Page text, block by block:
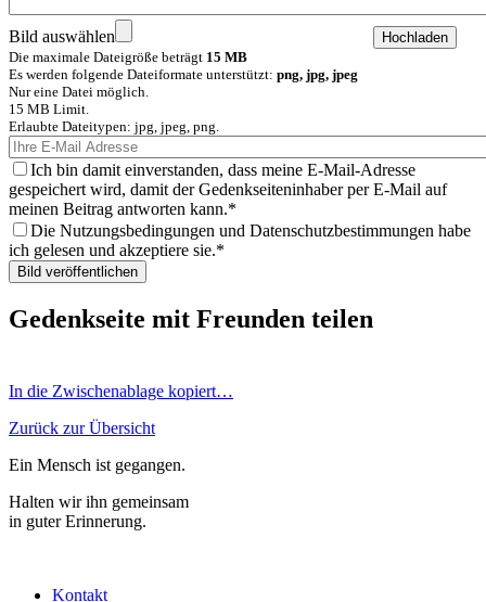
Bild auswählen
Die maximale Dateigröße beträgt 15 MB
Es werden folgende Dateiformate unterstützt: png, jpg, jpeg
Nur eine Datei möglich.
15 MB Limit.
Erlaubte Dateitypen: jpg, jpeg, png.
Ich bin damit einverstanden, dass meine E-Mail-Adresse
gespeichert wird, damit der Gedenkseiteninhaber per E-Mail auf
meinen Beitrag antworten kann.
Die Nutzungsbedingungen und Datenschutzbestimmungen habe
ich gelesen und akzeptiere sie.
Gedenkseite mit Freunden teilen
In die Zwischenablage kopiert…
Zurück zur Übersicht
Ein Mensch ist gegangen.
Halten wir ihn gemeinsam
in guter Erinnerung.
Kontakt